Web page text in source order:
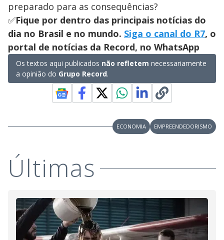
preparado para as consequências?
✅Fique por dentro das principais notícias do
dia no Brasil e no mundo. Siga o canal do R7, o
portal de notícias da Record, no WhatsApp
Os textos aqui publicados não refletem necessariamente
a opinião do Grupo Record.
ECONOMIA EMPREENDEDORISMO
Últimas